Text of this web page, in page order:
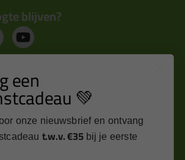
blijven?
deals rechtstreeks in je
Inschrijven
een
💚
onze nieuwsbrief en ontvang
t.w.v. €35 bij je eerste